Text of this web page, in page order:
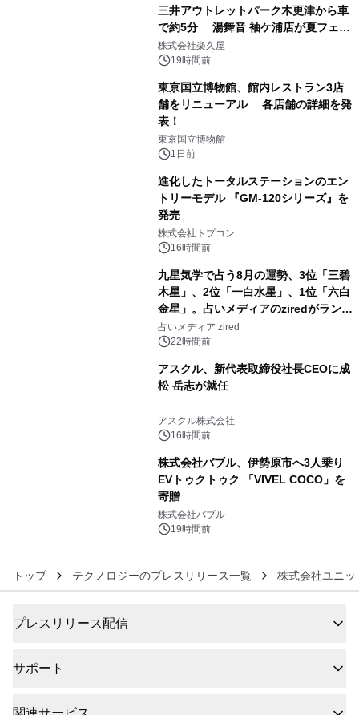
三井アウトレットパーク木更津から車
で約5分 湯舞音 袖ケ浦店が夏フェア
メニューを提供
株式会社楽久屋
19時間前
東京国立博物館、館内レストラン3店
舗をリニューアル 各店舗の詳細を発
表！
東京国立博物館
1日前
進化したトータルステーションのエン
トリーモデル 『GM-120シリーズ』を
発売
株式会社トプコン
16時間前
九星気学で占う8月の運勢、3位「三碧
木星」、2位「一白水星」、1位「六白
金星」。占いメディアのziredがランキ
ングを発表
占いメディア zired
22時間前
アスクル、新代表取締役社長CEOに成
松 岳志が就任
アスクル株式会社
16時間前
株式会社バブル、伊勢原市へ3人乗り
EVトゥクトゥク 「VIVEL COCO」を
寄贈
株式会社バブル
19時間前
トップ テクノロジーのプレスリリース一覧 株式会社ユニッ
プレスリリース配信
サポート